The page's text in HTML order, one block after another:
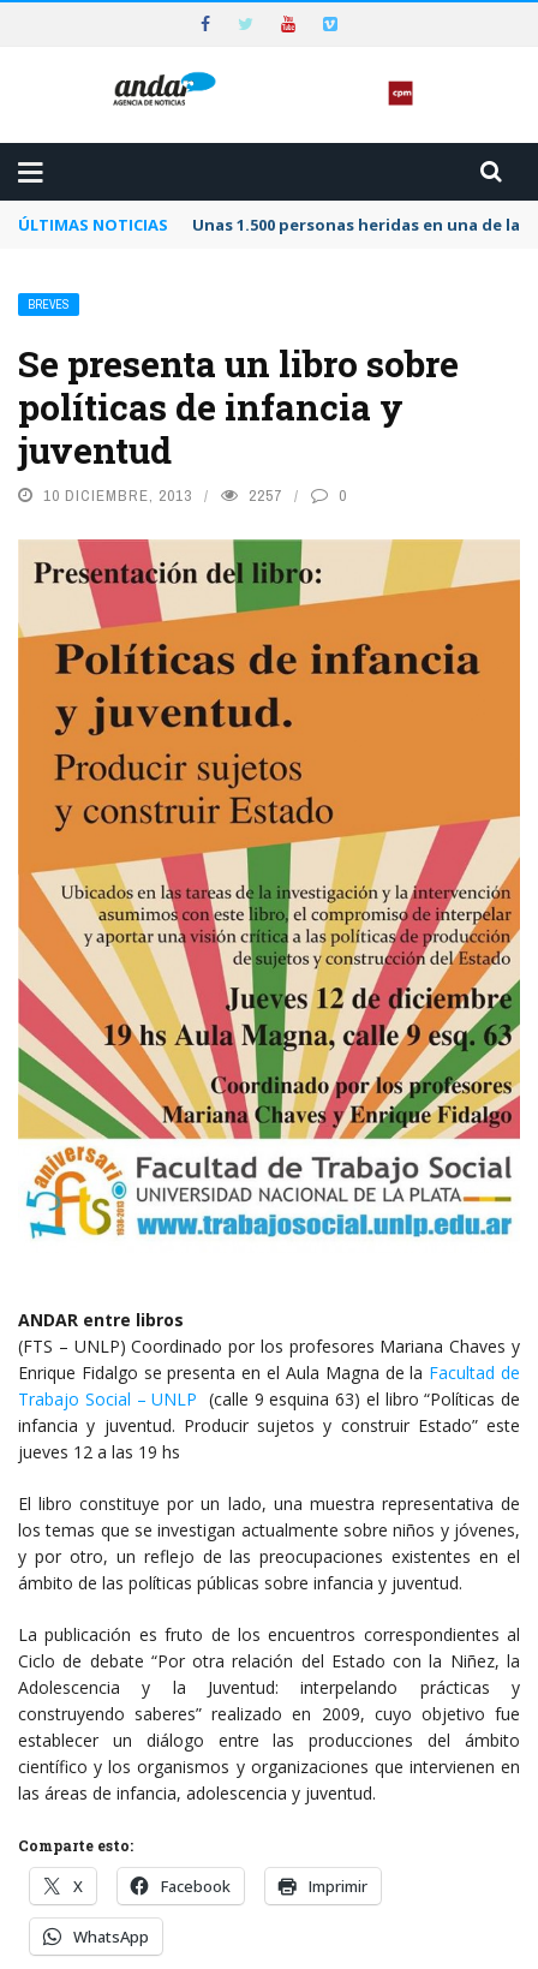
ÚLTIMAS NOTICIAS Unas 1.500 personas heridas en una de
BREVES
Se presenta un libro sobre
políticas de infancia y
juventud
10 DICIEMBRE, 2013 2257 0
ANDAR entre libros
(FTS – UNLP) Coordinado por los profesores Mariana Chaves y
Enrique Fidalgo se presenta en el Aula Magna de la Facultad de
Trabajo Social – UNLP (calle 9 esquina 63) el libro “Políticas de
infancia y juventud. Producir sujetos y construir Estado” este
jueves 12 a las 19 hs
El libro constituye por un lado, una muestra representativa de
los temas que se investigan actualmente sobre niños y jóvenes,
y por otro, un reflejo de las preocupaciones existentes en el
ámbito de las políticas públicas sobre infancia y juventud.
La publicación es fruto de los encuentros correspondientes al
Ciclo de debate “Por otra relación del Estado con la Niñez, la
Adolescencia y la Juventud: interpelando prácticas y
construyendo saberes” realizado en 2009, cuyo objetivo fue
establecer un diálogo entre las producciones del ámbito
científico y los organismos y organizaciones que intervienen en
las áreas de infancia, adolescencia y juventud.
Comparte esto:
X Facebook Imprimir
WhatsApp